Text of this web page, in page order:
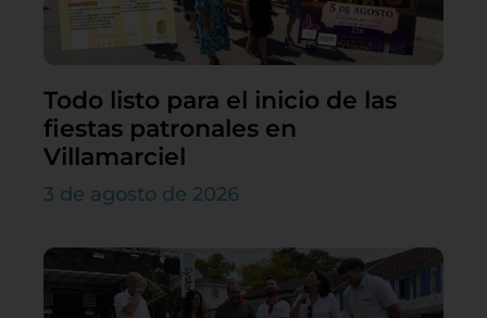
Todo listo para el inicio de las
fiestas patronales en
Villamarciel
3 de agosto de 2026